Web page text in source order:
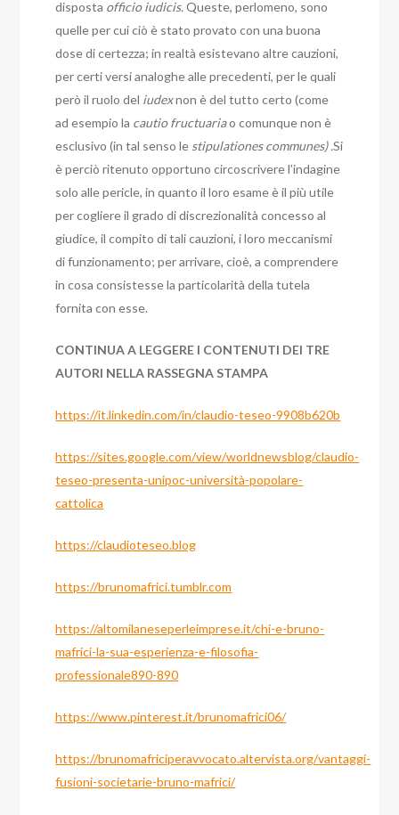
disposta officio iudicis.Queste, perlomeno, sono
quelle per cui ciò è stato provato con una buona
dose di certezza; in realtà esistevano altre cauzioni,
per certi versi analoghe alle precedenti, per le quali
però il ruolo del iudexnon è del tutto certo (come
ad esempio la cautio fructuariao comunque non è
esclusivo (in tal senso le stipulationes communes) .Si
è perciò ritenuto opportuno circoscrivere l’indagine
solo alle pericle, in quanto il loro esame è il più utile
per cogliere il grado di discrezionalità concesso al
giudice, il compito di tali cauzioni, i loro meccanismi
di funzionamento; per arrivare, cioè, a comprendere
in cosa consistesse la particolarità della tutela
fornita con esse.
CONTINUA A LEGGERE I CONTENUTI DEI TRE
AUTORI NELLA RASSEGNA STAMPA
https://it.linkedin.com/in/claudio-teseo-9908b620b
https://sites.google.com/view/worldnewsblog/claudio-
teseo-presenta-unipoc-università-popolare-
cattolica
https://claudioteseo.blog
https://brunomafrici.tumblr.com
https://altomilaneseperleimprese.it/chi-e-bruno-
mafrici-la-sua-esperienza-e-filosofia-
professionale890-890
https://www.pinterest.it/brunomafrici06/
https://brunomafriciperavvocato.altervista.org/vantaggi-
fusioni-societarie-bruno-mafrici/